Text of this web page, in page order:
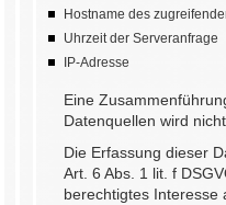
Hostname des
Uhrzeit der Serveranfrage
IP-Adresse
Eine
Datenquellen wird
Die Erfassung dieser
Art. 6 Abs. 1 lit. f
berechtigtes Interesse